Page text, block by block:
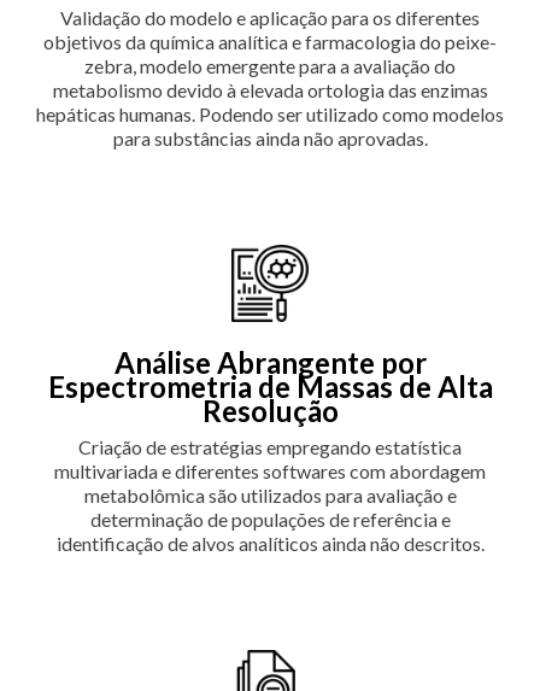
Validação do modelo e aplicação para os diferentes
objetivos da química analítica e farmacologia do peixe-
zebra, modelo emergente para a avaliação do
metabolismo devido à elevada ortologia das enzimas
hepáticas humanas. Podendo ser utilizado como modelos
para substâncias ainda não aprovadas.
Análise Abrangente por
Espectrometria de Massas de Alta
Resolução
Criação de estratégias empregando estatística
multivariada e diferentes softwares com abordagem
metabolômica são utilizados para avaliação e
determinação de populações de referência e
identificação de alvos analíticos ainda não descritos.